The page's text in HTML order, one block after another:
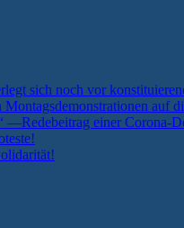
sich noch vor
auf
—Redebeitrag einer Corona-